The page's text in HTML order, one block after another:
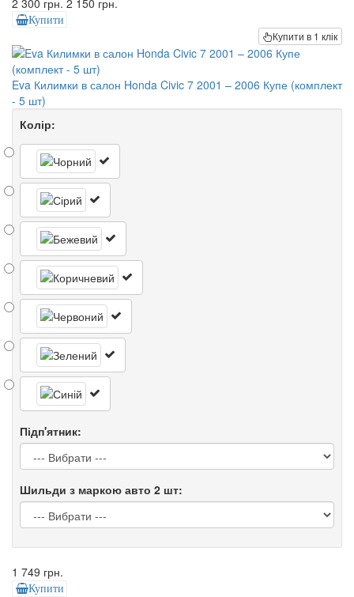
2 300 грн. 2 150 грн.
Купити
Купити в 1 клік
Eva Килимки в салон Honda Civic 7 2001 – 2006 Купе (комплект
- 5 шт)
Колір:
Підп'ятник:
Шильди з маркою авто 2 шт:
1 749 грн.
Купити